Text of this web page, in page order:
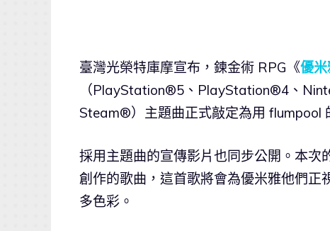
臺灣光榮特庫摩宣布，鍊金術 RPG《優
（PlayStation®5、PlayStation®4、
Steam®）主題曲正式敲定為用 flumpool
採用主題曲的宣傳影片也同步公開。本
創作的歌曲，這首歌將會為優米雅他們
多色彩。